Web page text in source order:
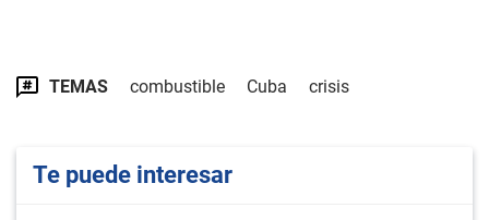
TEMAS combustible Cuba crisis
Te puede interesar